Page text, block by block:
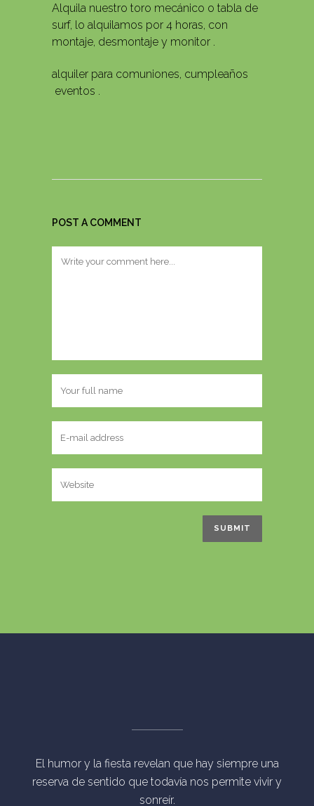
Alquila nuestro toro mecánico o tabla de
surf, lo alquilamos por 4 horas, con
montaje, desmontaje y monitor .
alquiler para comuniones, cumpleaños
eventos .
POST A COMMENT
El humor y la fiesta revelan que hay siempre una
reserva de sentido que todavía nos permite vivir y
sonreír.